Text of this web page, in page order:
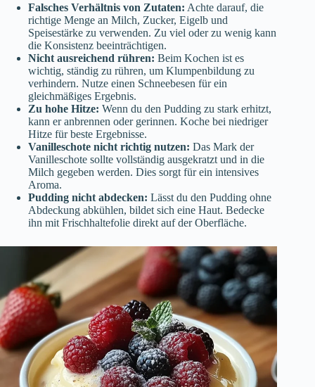
Falsches Verhältnis von Zutaten: Achte darauf, die
richtige Menge an Milch, Zucker, Eigelb und
Speisestärke zu verwenden. Zu viel oder zu wenig kann
die Konsistenz beeinträchtigen.
Nicht ausreichend rühren: Beim Kochen ist es
wichtig, ständig zu rühren, um Klumpenbildung zu
verhindern. Nutze einen Schneebesen für ein
gleichmäßiges Ergebnis.
Zu hohe Hitze: Wenn du den Pudding zu stark erhitzt,
kann er anbrennen oder gerinnen. Koche bei niedriger
Hitze für beste Ergebnisse.
Vanilleschote nicht richtig nutzen: Das Mark der
Vanilleschote sollte vollständig ausgekratzt und in die
Milch gegeben werden. Dies sorgt für ein intensives
Aroma.
Pudding nicht abdecken: Lässt du den Pudding ohne
Abdeckung abkühlen, bildet sich eine Haut. Bedecke
ihn mit Frischhaltefolie direkt auf der Oberfläche.